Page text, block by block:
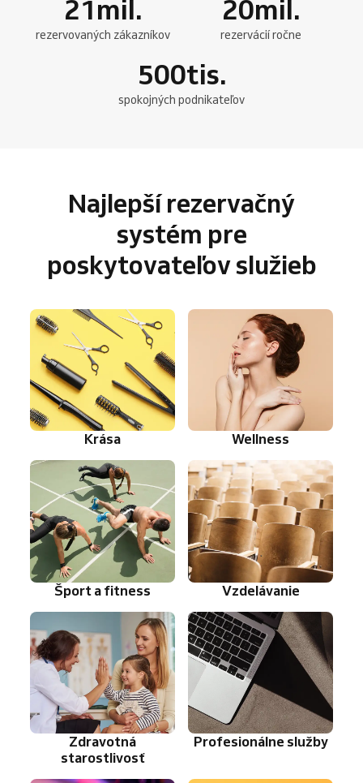
21mil.
rezervovaných zákazníkov
20mil.
rezervácií ročne
500tis.
spokojných podnikateľov
Najlepší rezervačný
systém pre
poskytovateľov služieb
Krása Wellness
Šport a fitness Vzdelávanie
Zdravotná
starostlivosť
Profesionálne služby